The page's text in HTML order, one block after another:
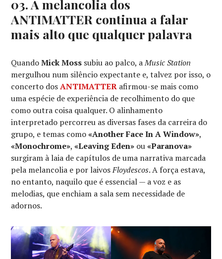
03. A melancolia dos
ANTIMATTER continua a falar
mais alto que qualquer palavra
QuandoMick Moss subiu ao palco, aMusic Station
mergulhou num silêncio expectante e, talvez por isso, o
concerto dosANTIMATTER afirmou-se mais como
uma espécie de experiência de recolhimento do que
como outra coisa qualquer. O alinhamento
interpretado percorreu as diversas fases da carreira do
grupo, e temas como«Another Face In A Window»,
«Monochrome»,«Leaving Eden» ou«Paranova»
surgiram à laia de capítulos de uma narrativa marcada
pela melancolia e por laivosFloydescos. A força estava,
no entanto, naquilo que é essencial — a voz e as
melodias, que enchiam a sala sem necessidade de
adornos.